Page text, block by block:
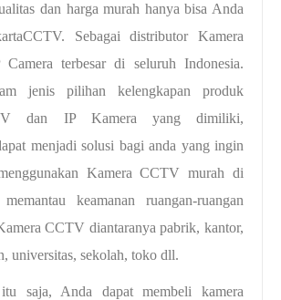
dan harga murah hanya bisa Anda
Sebagai distributor Kamera
terbesar di seluruh Indonesia.
jenis pilihan kelengkapan produk
dan IP Kamera yang dimiliki,
menjadi solusi bagi anda yang ingin
Kamera CCTV murah di
keamanan ruangan-ruangan
CCTV diantaranya pabrik, kantor,
universitas, sekolah, toko dll.
saja, Anda dapat membeli kamera